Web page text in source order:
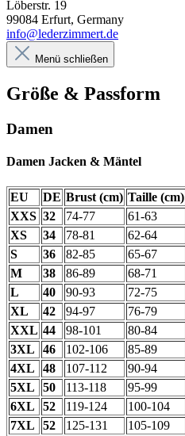
Löberstr. 19
99084 Erfurt, Germany
info@lederzimmert.de
Menü schließen
Größe & Passform
Damen
Damen Jacken & Mäntel
EU DE Brust (cm) Taille (cm)
XXS 32 74-77 61-63
XS
34 78-81 62-64
S
36 82-85 65-67
M
38 86-89 68-71
L
40 90-93 72-75
XL
42 94-97 76-79
XXL 44 98-101 80-84
3XL
46 102-106 85-89
4XL
48 107-112 90-94
5XL
50 113-118 95-99
6XL
52 119-124 100-104
7XL
52 125-131 105-109